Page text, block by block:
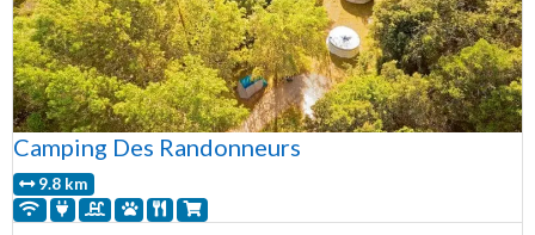
Camping Des Randonneurs
9.8 km